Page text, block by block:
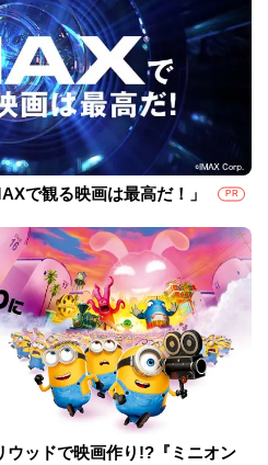
で観る映画は最高だ！」 PR
ウッドで映画作り!?『ミニオン